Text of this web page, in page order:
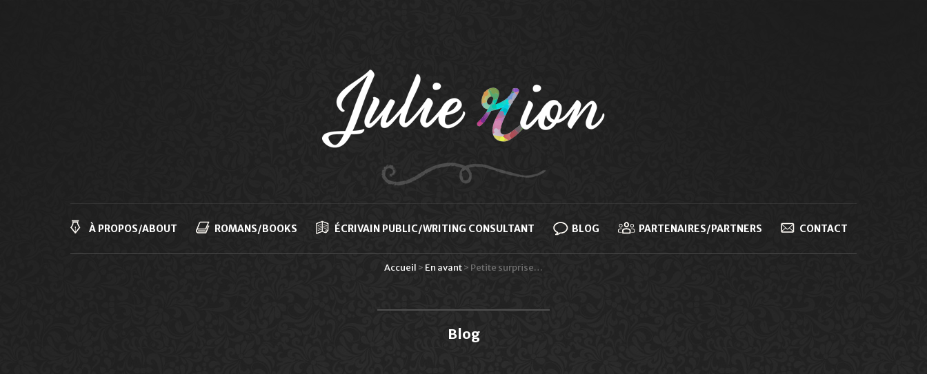
principale
À PROPOS/ABOUT
ROMANS/BOOKS ÉCRIVAIN PUBLIC/WRITING CONSULTANT BLOG PARTENAIRES/PARTNERS CONTACT
Accueil > En avant> Petite surprise…
Blog